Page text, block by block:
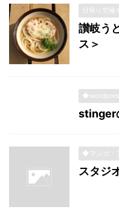
日帰り究極
讃岐う
ス＞
stinger
◆マンガ・
スタジ